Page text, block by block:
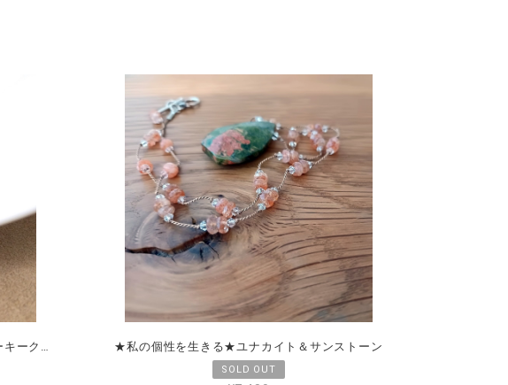
★安らぎのむこうに★ターコイズ＆スモーキークォーツ ★私の個性を生きる★ユナカイト＆サンストーン